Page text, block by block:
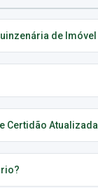
de Imóvel
Certidão Atualizada